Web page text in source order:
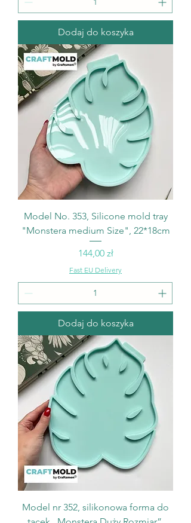
Dodaj do koszyka
Model No. 353, Silicone mold tray
"Monstera medium Size", 22*18cm
Cena
144,00 zł
Fast EU Delivery
Dodaj do koszyka
Model nr 352, silikonowa forma do